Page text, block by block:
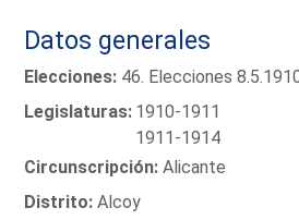
Datos generales
Elecciones: 46. Elecciones
Legislaturas: 1910-1911
1911-1914
Circunscripción: Alicante
Distrito: Alcoy